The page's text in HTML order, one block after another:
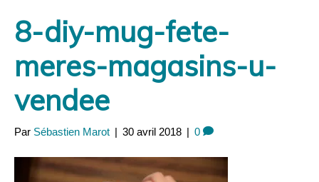
8-diy-mug-fete-
meres-magasins-u-
vendee
Par Sébastien Marot | 30 avril 2018 | 0